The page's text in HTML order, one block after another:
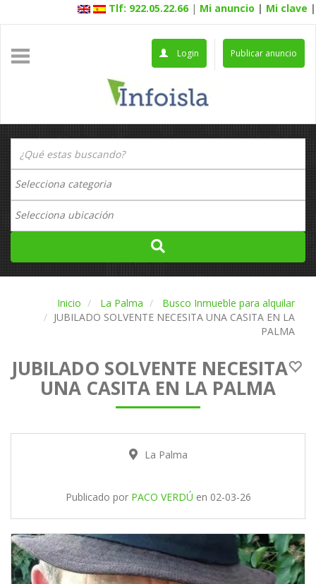
Tlf: 922.05.22.66 | Mi anuncio | Mi clave |
Publicar anuncio
Login
Inicio La Palma
Busco Inmueble para alquilar
JUBILADO SOLVENTE NECESITA UNA CASITA EN LA
PALMA
JUBILADO SOLVENTE NECESITA
UNA CASITA EN LA PALMA
La Palma
Publicado por PACO VERDÚ en 02-03-26